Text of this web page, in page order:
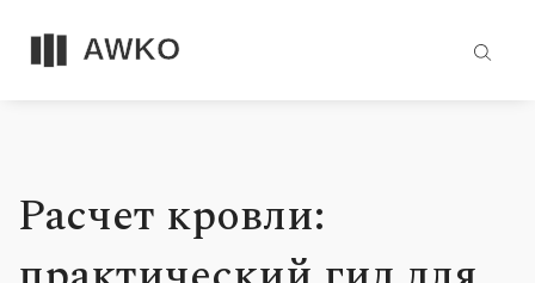
Расчет кровли: